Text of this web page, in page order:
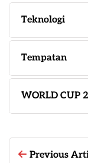
Teknologi
Tempatan
WORLD CUP
Previous